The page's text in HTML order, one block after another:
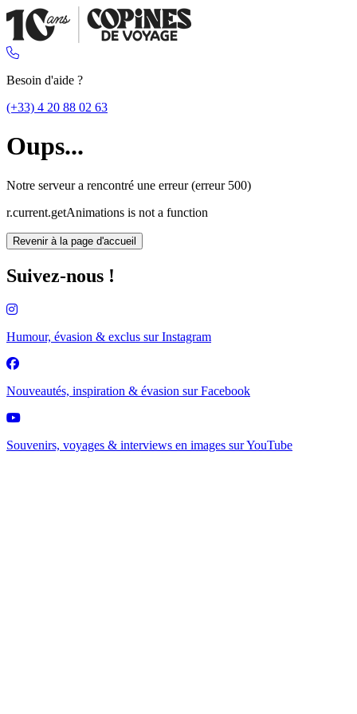
Besoin d'aide ?
(+33) 4 20 88 02 63
Oups...
Notre serveur a rencontré une erreur (erreur 500)
r.current.getAnimations is not a function
Revenir à la page d'accueil
Suivez-nous !
Humour, évasion & exclus surInstagram
Nouveautés, inspiration & évasion surFacebook
Souvenirs, voyages & interviews en images surYouTube